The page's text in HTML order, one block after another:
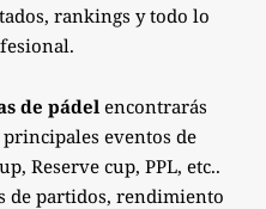
rankings y todo lo
de pádel encontrarás
eventos de
Reserve cup, PPL, etc..
de partidos, rendimiento